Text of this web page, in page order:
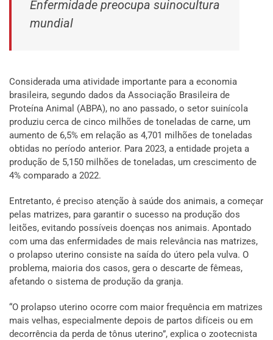
Enfermidade preocupa suinocultura
mundial
Considerada uma atividade importante para a economia
brasileira, segundo dados da Associação Brasileira de
Proteína Animal (ABPA), no ano passado, o setor suinícola
produziu cerca de cinco milhões de toneladas de carne, um
aumento de 6,5% em relação as 4,701 milhões de toneladas
obtidas no período anterior. Para 2023, a entidade projeta a
produção de 5,150 milhões de toneladas, um crescimento de
4% comparado a 2022.
Entretanto, é preciso atenção à saúde dos animais, a começar
pelas matrizes, para garantir o sucesso na produção dos
leitões, evitando possíveis doenças nos animais. Apontado
com uma das enfermidades de mais relevância nas matrizes,
o prolapso uterino consiste na saída do útero pela vulva. O
problema, maioria dos casos, gera o descarte de fêmeas,
afetando o sistema de produção da granja.
“O prolapso uterino ocorre com maior frequência em matrizes
mais velhas, especialmente depois de partos difíceis ou em
decorrência da perda de tônus uterino”, explica o zootecnista